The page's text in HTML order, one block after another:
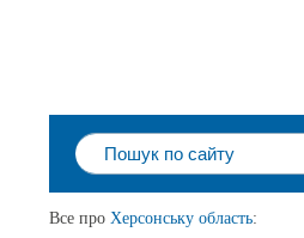
Все про Херсонську область: